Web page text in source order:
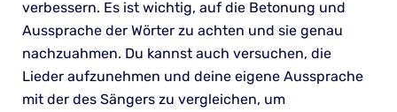
verbessern. Es ist wichtig, auf die Betonung und
Aussprache der Wörter zu achten und sie genau
nachzuahmen. Du kannst auch versuchen, die
Lieder aufzunehmen und deine eigene Aussprache
mit der des Sängers zu vergleichen, um